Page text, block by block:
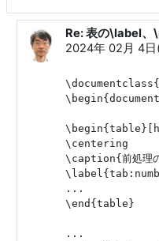
和人 伊藤 への返
Re: 表の\label、
2024年 02月 4
\centering
\caption{前処理の
...
\end{table}
...